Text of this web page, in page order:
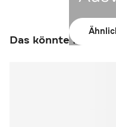
Das könnte Ihnen